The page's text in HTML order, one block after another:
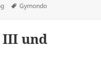
Schlagwörter
Gymondo
III und